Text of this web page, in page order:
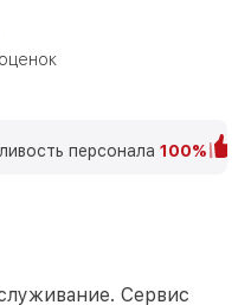
персонала 100%
Сервис